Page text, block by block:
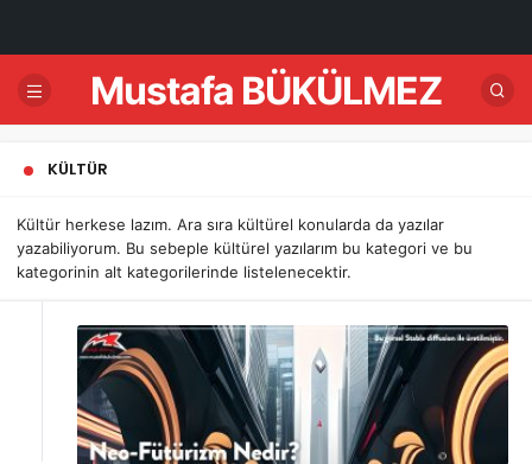
Mustafa BÜKÜLMEZ
KÜLTÜR
Kültür herkese lazım. Ara sıra kültürel konularda da yazılar
yazabiliyorum. Bu sebeple kültürel yazılarım bu kategori ve bu
kategorinin alt kategorilerinde listelenecektir.